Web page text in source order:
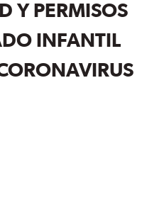
Y PERMISOS
INFANTIL